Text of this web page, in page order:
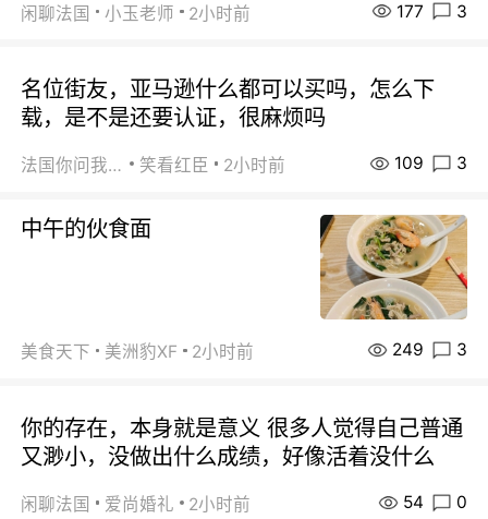
闲聊法国 小玉老师 2小时前 177 3
名位街友，亚马逊什么都可以买吗，怎么下
载，是不是还要认证，很麻烦吗
法国你问我答 笑看红臣 2小时前 109 3
中午的伙食面
美食天下 美洲豹XF 2小时前 249 3
你的存在，本身就是意义 很多人觉得自己普通
又渺小，没做出什么成绩，好像活着没什么
闲聊法国 爱尚婚礼 2小时前 54 0